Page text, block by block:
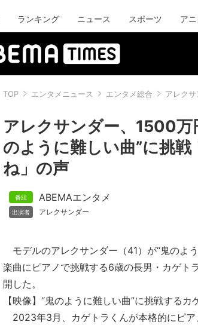
ランキング ニュース スポーツ アニ
TOP エンタメニュース エンタメ総合 アレク
アレクサンダー、1500
のように難しい曲”に挑
ね」の声
ABEMAエンタメ
アレクサンダー
モデルのアレクサンダー（41）が“鬼のよ
楽曲にピアノで挑戦する6歳の長男・カゲト
開した。
【映像】“鬼のように難しい曲”に挑戦するカ
2023年3月、カゲトラくんが本格的にピア